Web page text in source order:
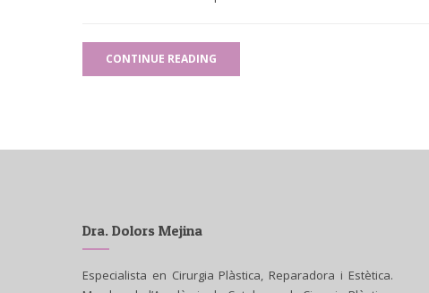
CONTINUE READING
Dra. Dolors Mejina
Especialista en Cirurgia Plàstica, Reparadora i Estètica.